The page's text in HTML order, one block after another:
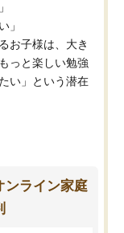
」
お子様は、大き
っと楽しい勉強
い」という潜在
ンライン家庭